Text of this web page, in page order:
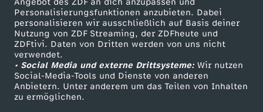
Angebot des ZDF an dich anzupassen und
Personalisierungsfunktionen anzubieten. Dabei
personalisieren wir ausschließlich auf Basis deiner
Nutzung von ZDF Streaming, der ZDFheute und
ZDFtivi. Daten von Dritten werden von uns nicht
verwendet.
• Social Media und externe Drittsysteme:Wir nutzen
Social-Media-Tools und Dienste von anderen
Anbietern. Unter anderem um das Teilen von Inhalten
zu ermöglichen.
S
m
i
TV-Programm
ZDF Unternehmen
Karriere